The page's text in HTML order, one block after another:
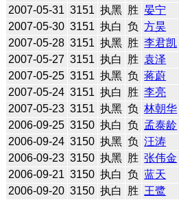
2007-05-31 3151 执黑 胜 晏宁
2007-05-30 3151 执白 负 方昊
2007-05-28 3151 执黑 胜 李君凯
2007-05-27 3151 执白 胜 袁泽
2007-05-25 3151 执黑 负 蒋蔚
2007-05-24 3151 执白 胜 李亮
2007-05-23 3151 执黑 负 林朝华
2006-09-25 3150 执白 负 孟泰龄
2006-09-24 3150 执黑 负 汪涛
2006-09-23 3150 执黑 胜 张伟金
2006-09-21 3150 执白 负 蓝天
2006-09-20 3150 执白 胜 王鹭